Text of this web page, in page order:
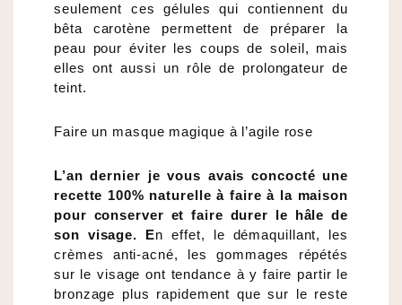
seulement ces gélules qui contiennent du
bêta carotène permettent de préparer la
peau pour éviter les coups de soleil, mais
elles ont aussi un rôle de prolongateur de
teint.
Faire un masque magique à l’agile rose
L’an dernier je vous avais concocté une
recette 100% naturelle à faire à la maison
pour conserver et faire durer le hâle de
son visage. En effet, le démaquillant, les
crèmes anti-acné, les gommages répétés
sur le visage ont tendance à y faire partir le
bronzage plus rapidement que sur le reste